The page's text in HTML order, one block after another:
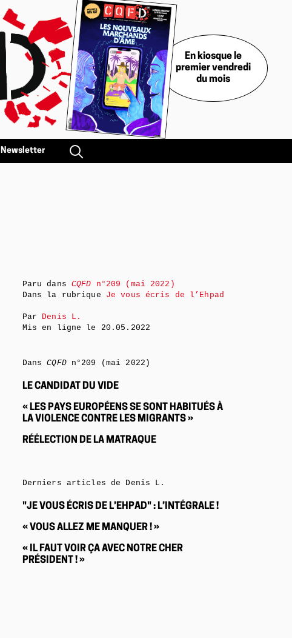
En kiosque le
premier vendredi
du mois
Newsletter
Paru dans CQFD n°209 (mai 2022)
Dans la rubrique Je vous écris de l’Ehpad
Par Denis L.
Mis en ligne le 20.05.2022
DansCQFDn°209 (mai 2022)
LE CANDIDAT DU VIDE
« LES PAYS EUROPÉENS SE SONT HABITUÉS À
LA VIOLENCE CONTRE LES MIGRANTS »
RÉÉLECTION DE LA MATRAQUE
Derniers articles de Denis L.
"JE VOUS ÉCRIS DE L’EHPAD" : L’INTÉGRALE !
« VOUS ALLEZ ME MANQUER ! »
« IL FAUT VOIR ÇA AVEC NOTRE CHER
PRÉSIDENT ! »